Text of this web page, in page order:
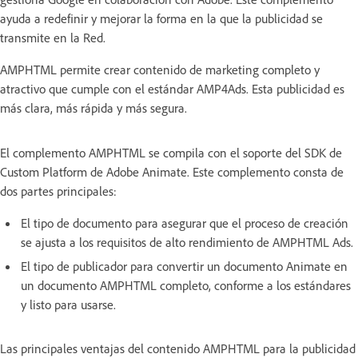
ayuda a redefinir y mejorar la forma en la que la publicidad se
transmite en la Red.
AMPHTML permite crear contenido de marketing completo y
atractivo que cumple con el estándar AMP4Ads. Esta publicidad es
más clara, más rápida y más segura.
El complemento AMPHTML se compila con el soporte del SDK de
Custom Platform de Adobe Animate. Este complemento consta de
dos partes principales:
El tipo de documento para asegurar que el proceso de creación
se ajusta a los requisitos de alto rendimiento de AMPHTML Ads.
El tipo de publicador para convertir un documento Animate en
un documento AMPHTML completo, conforme a los estándares
y listo para usarse.
Las principales ventajas del contenido AMPHTML para la publicidad